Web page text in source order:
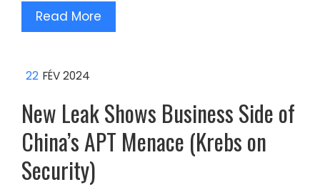
Read More
22 FÉV 2024
New Leak Shows Business Side of
China’s APT Menace (Krebs on
Security)